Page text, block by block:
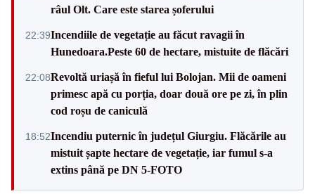
râul Olt. Care este starea șoferului
22:39Incendiile de vegetație au făcut ravagii în
Hunedoara.Peste 60 de hectare, mistuite de flăcări
22:08Revoltă uriașă în fieful lui Bolojan. Mii de oameni
primesc apă cu porția, doar două ore pe zi, în plin
cod roșu de caniculă
18:52Incendiu puternic în județul Giurgiu. Flăcările au
mistuit șapte hectare de vegetație, iar fumul s-a
extins până pe DN 5-FOTO